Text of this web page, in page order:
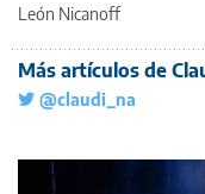
León Nicanoff
Más artículos de
@claudi_na